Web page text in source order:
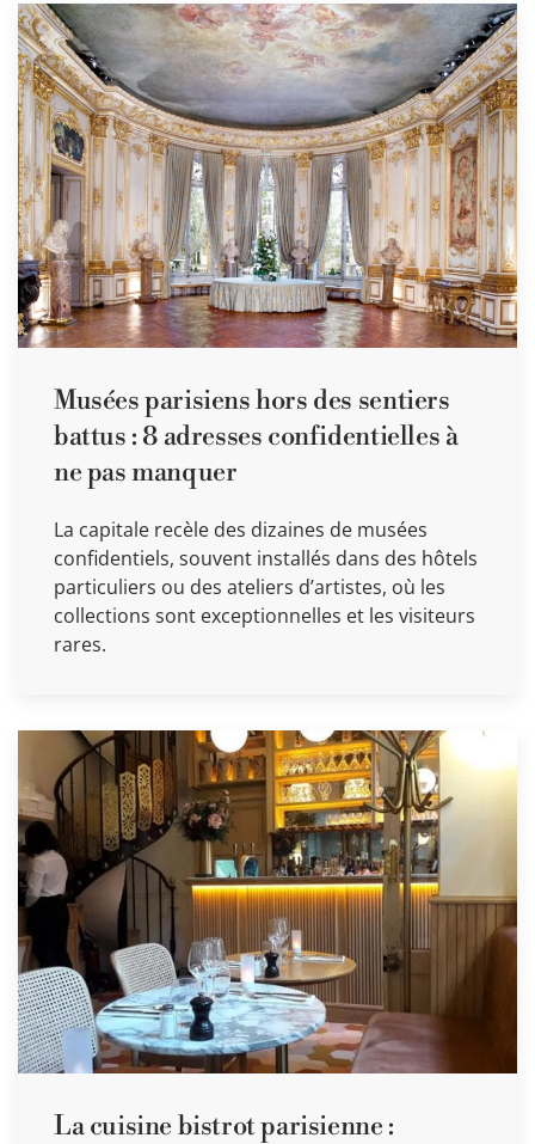
Musées parisiens hors des sentiers
battus : 8 adresses confidentielles à
ne pas manquer
La capitale recèle des dizaines de musées
confidentiels, souvent installés dans des hôtels
particuliers ou des ateliers d’artistes, où les
collections sont exceptionnelles et les visiteurs
rares.
La cuisine bistrot parisienne :